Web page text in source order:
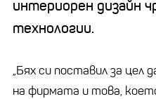
интериорен дизайн
технологии.
„Бях си поставил за цел
на фирмата и това,